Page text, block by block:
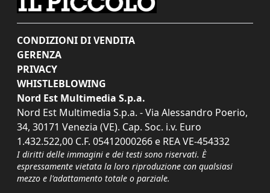
CONDIZIONI DI VENDITA
GERENZA
PRIVACY
WHISTLEBLOWING
Nord Est Multimedia S.p.a.
Nord Est Multimedia S.p.a. - Via Alessandro Poerio,
34, 30171 Venezia (VE). Cap. Soc. i.v. Euro
1.432.522,00 C.F. 05412000266 e REA VE-454332
I diritti delle immagini e dei testi sono riservati. È
espressamente vietata la loro riproduzione con qualsiasi
mezzo e l'adattamento totale o parziale.